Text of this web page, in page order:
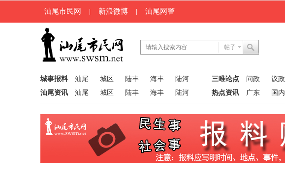
汕尾市民网 | 新浪微博 | 汕尾网警
帖子
城事报料 汕尾 城区 陆丰 海丰
陆河
汕尾资讯
汕尾 城区 陆丰 海丰 陆河
三唯论点 问政 议政
热点资讯
广东 国内